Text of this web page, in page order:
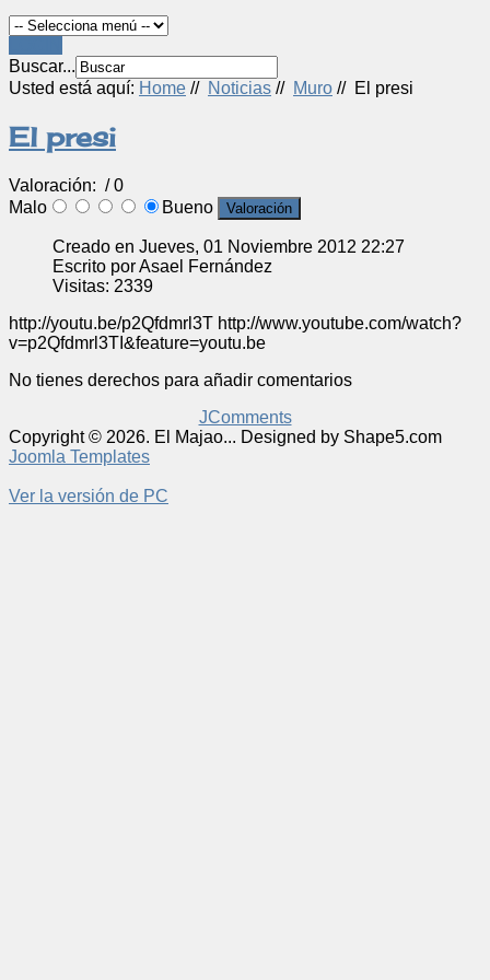
Buscar...
Usted está aquí: Home // Noticias // Muro // El presi
El presi
Valoración: / 0
Malo
Bueno
Creado en Jueves, 01 Noviembre 2012 22:27
Escrito por Asael Fernández
Visitas: 2339
http://youtu.be/p2Qfdmrl3T http://www.youtube.com/watch?
v=p2Qfdmrl3TI&feature=youtu.be
No tienes derechos para añadir comentarios
JComments
Copyright © 2026. El Majao... Designed by Shape5.com
Joomla Templates
Ver la versión de PC